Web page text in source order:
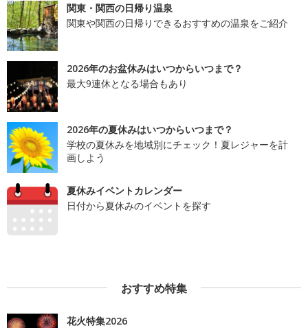
関東・関西の日帰り温泉
関東や関西の日帰りできるおすすめの温泉をご紹介
2026年のお盆休みはいつからいつまで？
最大9連休となる場合もあり
2026年の夏休みはいつからいつまで？
学校の夏休みを地域別にチェック！夏レジャーを計
画しよう
夏休みイベントカレンダー
日付から夏休みのイベントを探す
おすすめ特集
花火特集2026